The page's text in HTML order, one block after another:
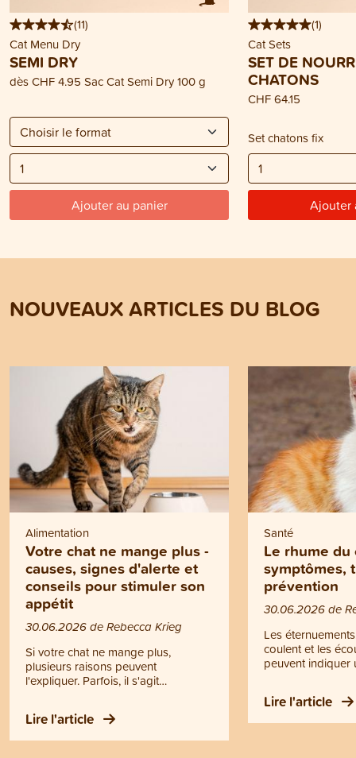
(11)
Cat Menu Dry
SEMI DRY
dèsCHF 4.95 Sac Cat Semi Dry 100 g
Ajouter au panier
(1)
Cat Sets
SET DE
CHATONS
CHF 64.15
Set chatons fix
Ajouter
NOUVEAUX ARTICLES DU BLOG
Alimentation
Votre chat ne mange plus -
causes, signes d'alerte et
conseils pour stimuler son
appétit
30.06.2026 de Rebecca Krieg
Si votre chat ne mange plus,
plusieurs raisons peuvent
l'expliquer. Parfois, il s'agit
perte d'appétit peut être le signe
d'un problème de santé. Mais
Lire l'article
Santé
Le rhume du
symptômes,
prévention
30.06.2026 de
Les
coulent et les
peuvent indiquer
contagieuse des
supérieures. Le
Lire l'article